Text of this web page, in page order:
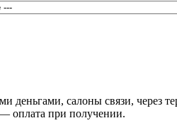
деньгами, салоны связи, через
оплата при получении.